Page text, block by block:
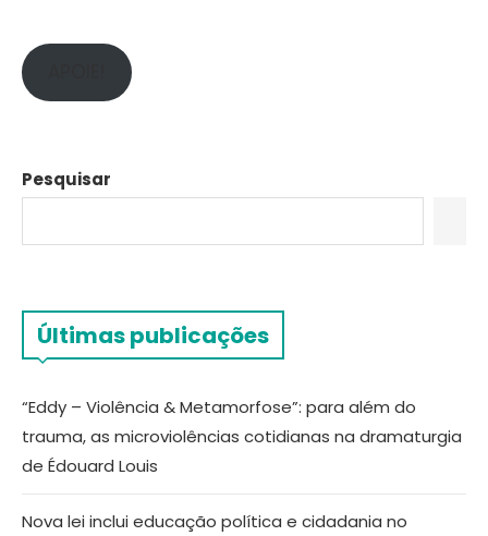
Pesquisar
Últimas publicações
“Eddy – Violência & Metamorfose”: para além do
trauma, as microviolências cotidianas na dramaturgia
de Édouard Louis
Nova lei inclui educação política e cidadania no